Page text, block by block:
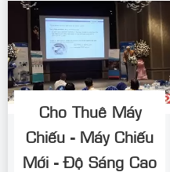
Cho Thuê Máy
Chiếu - Máy Chiếu
Mới - Độ Sáng Cao